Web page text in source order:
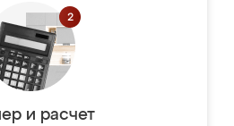
и расчет